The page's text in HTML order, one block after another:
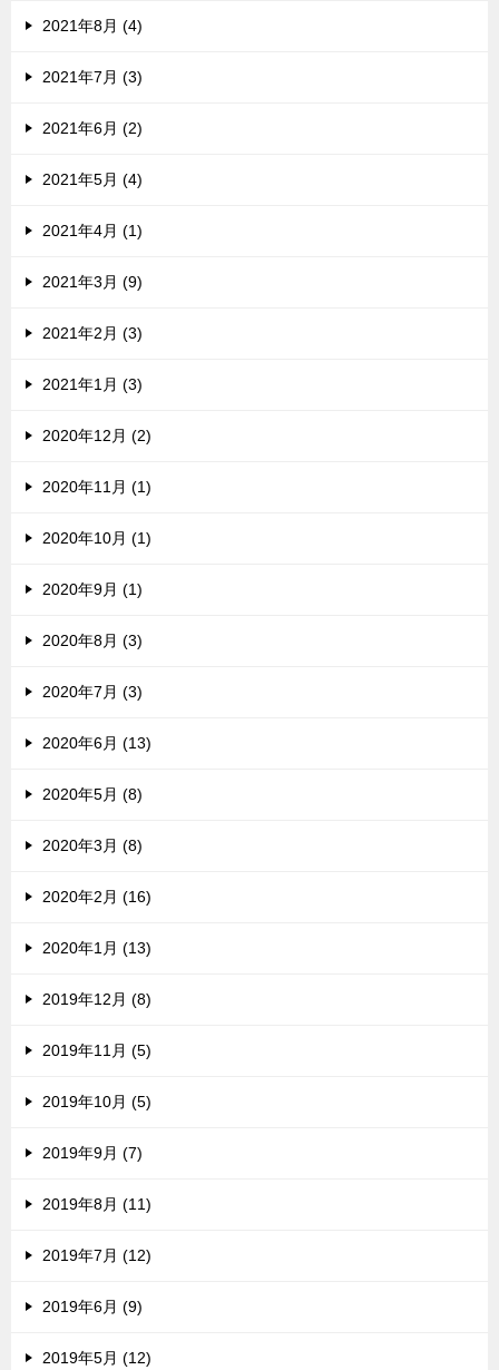
2021年8月 (4)
2021年7月 (3)
2021年6月 (2)
2021年5月 (4)
2021年4月 (1)
2021年3月 (9)
2021年2月 (3)
2021年1月 (3)
2020年12月 (2)
2020年11月 (1)
2020年10月 (1)
2020年9月 (1)
2020年8月 (3)
2020年7月 (3)
2020年6月 (13)
2020年5月 (8)
2020年3月 (8)
2020年2月 (16)
2020年1月 (13)
2019年12月 (8)
2019年11月 (5)
2019年10月 (5)
2019年9月 (7)
2019年8月 (11)
2019年7月 (12)
2019年6月 (9)
2019年5月 (12)